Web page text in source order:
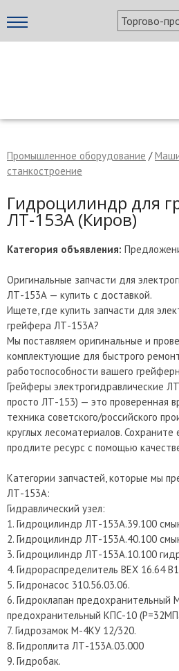
Промышленное оборудование /
станкостроение
Гидроцилиндр для
ЛТ-153А (Киров)
Категория объявления:
Оригинальные запчасти для
ЛТ-153А — купить с доставкой.
Ищете, где купить запчасти для
грейфера ЛТ-153А?
Мы поставляем оригинальные и
комплектующие для быстрого
работоспособности вашего
Грейферы электрогидравлические
просто ЛТ-153) — это проверенная
техника советского/российского
круглых лесоматериалов.
продлите ресурс с помощью
Категории запчастей, которые мы
ЛТ-153А:
Гидравлический узел:
1. Гидроцилиндр ЛТ-153А.39.100
2. Гидроцилиндр ЛТ-153А.40.100
3. Гидроцилиндр ЛТ-153А.10.100
4. Гидрораспределитель ВЕХ 16.64
5. Гидронасос 310.56.03.06.
6. Гидроклапан
предохранительный КПС-10
7. Гидрозамок М-4КУ 12/320.
8. Гидроплита ЛТ-153А.03.000
9. Гидробак.
×
Отмена